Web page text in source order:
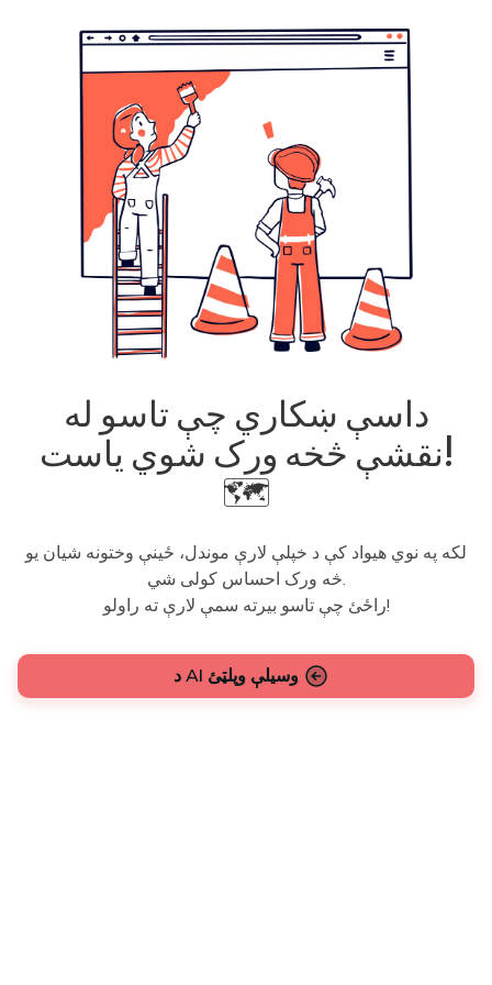
داسې ښکاري چې تاسو له
نقشې څخه ورک شوي یاست!
🗺️
لکه په نوي هیواد کې د خپلې لارې موندل، ځینې وختونه شیان یو
څه ورک احساس کولی شي.
راځئ چې تاسو بیرته سمې لارې ته راولو!
د AI وسیلې وپلټئ